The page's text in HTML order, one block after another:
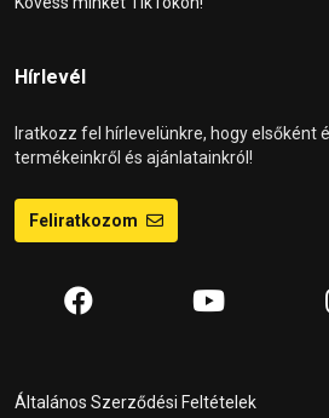
Hírlevél
Iratkozz fel hírlevelünkre, hogy elsőként
termékeinkről és ajánlatainkról!
Feliratkozom
Általános Szerződési Feltételek